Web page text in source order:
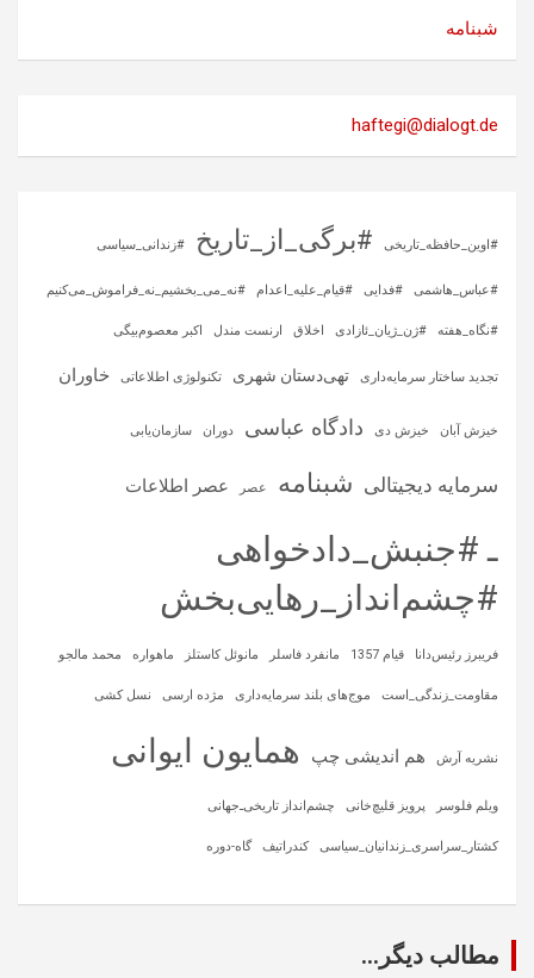
شبنامه
haftegi@dialogt.de
#اوین_حافظه_تاریخی #برگی_از_تاریخ #زندانی_سیاسی
#عباس_هاشمی #فدایی #قیام_علیه_اعدام #نه_می_بخشیم_نه_فراموش_می‌کنیم
#نگاه_هفته #ژن_ژیان_ئازادی اخلاق ارنست مندل اکبر معصوم‌بیگی
تجدید ساختار سرمایه‌داری تهی‌دستان شهری تکنولوژی اطلاعاتی خاوران
خیزش آبان خیزش دی دادگاه عباسی دوران سازمان‌یابی
سرمایه‌ دیجیتالی شبنامه عصر عصر اطلاعات
ـ #جنبش_دادخواهی
#چشم‌انداز_رهایی‌بخش
فریبرز رئیس‌دانا قیام 1357 مانفرد فاسلر مانوئل کاستلز ماهواره‌ محمد مالجو
مقاومت_زندگی_است موج‌های بلند سرمایه‌داری مژده ارسی نسل کشی
نشریه آرش هم اندیشی چپ همایون ایوانی
ویلم فلوسر پرویز قلیچ‌خانی چشم‌انداز تاریخی‌ـ‌جهانی
کشتار_سراسری_زندانیان_سیاسی کندراتیف گاه-دوره
مطالب دیگر...